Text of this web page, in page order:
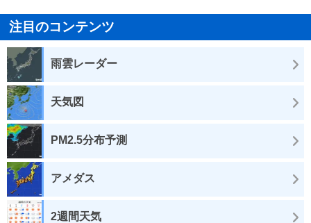
注目のコンテンツ
雨雲レーダー
天気図
PM2.5分布予測
アメダス
2週間天気